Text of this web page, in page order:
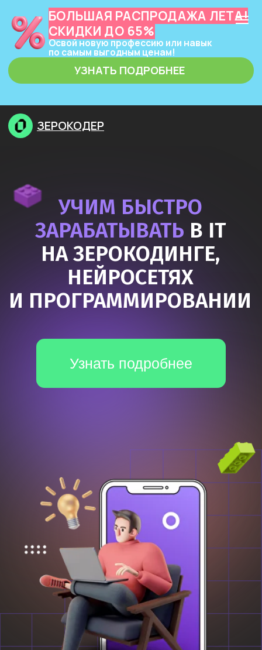
БОЛЬШАЯ РАСПРОДАЖА ЛЕТА!
СКИДКИ ДО 65%
Освой новую профессию или навык
по самым выгодным ценам!
УЗНАТЬ ПОДРОБНЕЕ
НА ЗЕРОКОДИНГЕ,
НЕЙРОСЕТЯХ
И ПРОГРАММИРОВАНИИ
Узнать подробнее
*Все иностранные термины и названия сервисов вы можете
найти с расшифровкой внизу страницы.
БЕСПЛАТНЫЕ
МЕРОПРИЯТИЯ